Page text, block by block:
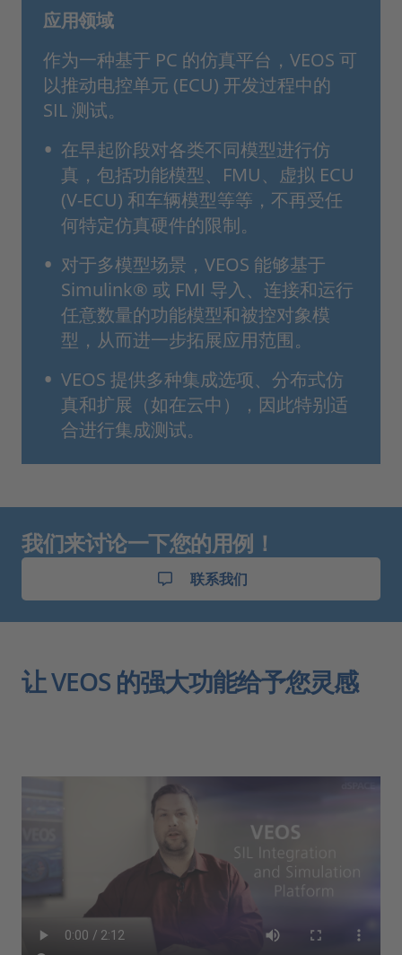
应用领域
作为一种基于 PC 的仿真平台，VEOS 可
以推动电控单元 (ECU) 开发过程中的
SIL 测试。
在早起阶段对各类不同模型进行仿
真，包括功能模型、FMU、虚拟 ECU
(V-ECU) 和车辆模型等等，不再受任
何特定仿真硬件的限制。
对于多模型场景，VEOS 能够基于
Simulink® 或 FMI 导入、连接和运行
任意数量的功能模型和被控对象模
型，从而进一步拓展应用范围。
VEOS 提供多种集成选项、分布式仿
真和扩展（如在云中），因此特别适
合进行集成测试。
我们来讨论一下您的用例！
联系我们
让 VEOS 的强大功能给予您灵感